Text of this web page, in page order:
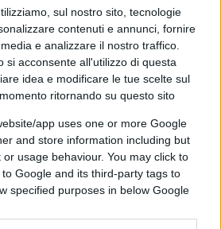
sul nostro sito, tecnologie
contenuti e annunci, fornire
e analizzare il nostro traffico.
si acconsente all'utilizzo di questa
idea e modificare le tue scelte sul
ritornando su questo sito
app uses one or more Google
and store information including but
usage behaviour. You may click to
Google and its third-party tags to
specified purposes in below Google
da E.A. Poe, How to
L’autore citato deve
gli autori conosciuti sono per
Mike Buongiorno”.
e fatto per il bene della
fine ultimo è meno nobile.
sempre a conclusioni
la probabilità di vincere
incarichi pubblici